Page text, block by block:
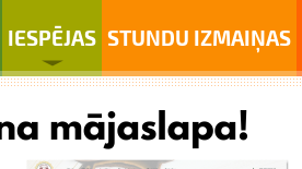
IESPĒJAS STUNDU IZMAIŅAS